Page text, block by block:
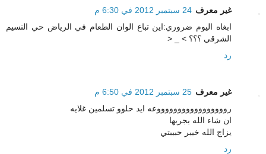
غير معرف 24 سبتمبر 2012 في 6:30 م
ابغاه اليوم ضروري:اين تباع الوان الطعام في الرياض حي النسيم
الشرقي ؟؟؟ > _ <
رد
غير معرف 25 سبتمبر 2012 في 6:50 م
روووووووووووووووووعه ايد حلوو تسلمين غلايه
ان شاء الله بجربها
يزاج الله خيير حبيبتي
رد